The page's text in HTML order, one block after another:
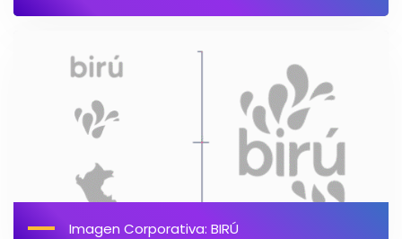
Imagen Corporativa: BIRÚ